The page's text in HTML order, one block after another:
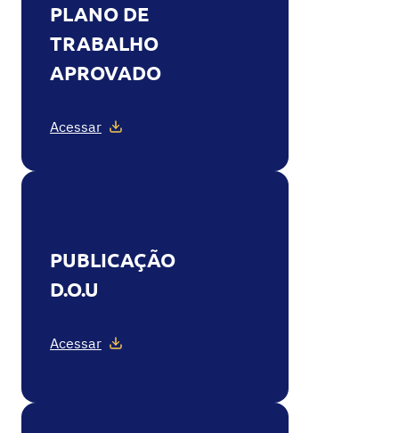
PLANO DE
TRABALHO
APROVADO
Acessar
PUBLICAÇÃO
D.O.U
Acessar